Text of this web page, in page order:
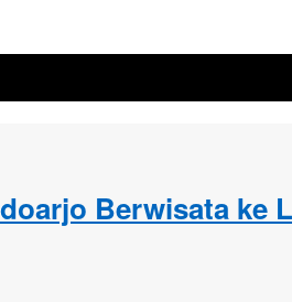
Berwisata ke